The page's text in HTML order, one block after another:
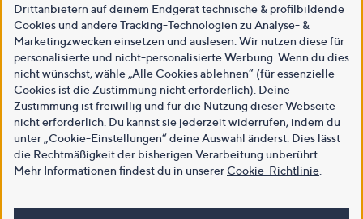
Drittanbietern auf deinem Endgerät technische & profilbildende
Cookies und andere Tracking-Technologien zu Analyse- &
Marketingzwecken einsetzen und auslesen. Wir nutzen diese für
personalisierte und nicht-personalisierte Werbung. Wenn du dies
nicht wünschst, wähle „Alle Cookies ablehnen“ (für essenzielle
Cookies ist die Zustimmung nicht erforderlich). Deine
Zustimmung ist freiwillig und für die Nutzung dieser Webseite
nicht erforderlich. Du kannst sie jederzeit widerrufen, indem du
unter „Cookie-Einstellungen“ deine Auswahl änderst. Dies lässt
die Rechtmäßigkeit der bisherigen Verarbeitung unberührt.
Mehr Informationen findest du in unsererCookie-Richtlinie